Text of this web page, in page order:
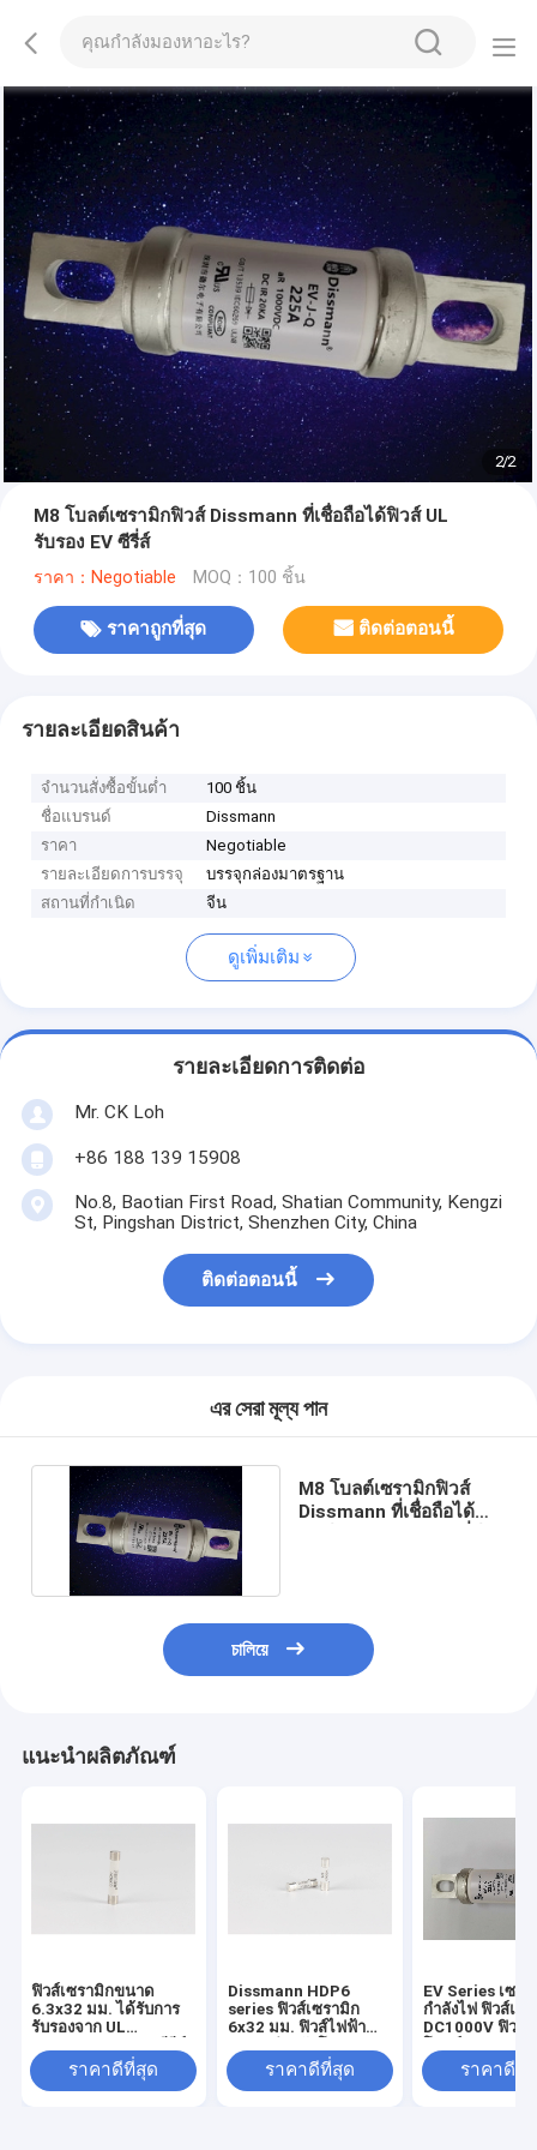
2/2
M8 โบลต์เซรามิกฟิวส์ Dissmann ที่เชื่อถือได้ฟิวส์ UL
รับรอง EV ซีรี่ส์
ราคา：Negotiable MOQ：100 ชิ้น
ราคาถูกที่สุด ติดต่อตอนนี้
รายละเอียดสินค้า
จำนวนสั่งซื้อขั้นต่ำ
100 ชิ้น
ชื่อแบรนด์
Dissmann
ราคา
Negotiable
รายละเอียดการบรรจุ
บรรจุกล่องมาตรฐาน
สถานที่กำเนิด
จีน
ดูเพิ่มเติม
รายละเอียดการติดต่อ
Mr. CK Loh
+86 188 139 15908
No.8, Baotian First Road, Shatian Community, Kengzi
St, Pingshan District, Shenzhen City, China
ติดต่อตอนนี้
এর সেরা মূল্য পান
M8 โบลต์เซรามิกฟิวส์
Dissmann ที่เชื่อถือได้
চালিয়ে
แนะนำผลิตภัณฑ์
ฟิวส์เซรามิกขนาด
6.3x32 มม. ได้รับการ
รับรองจาก UL
500VDC/VAC สามารถ
ใช้แทนฟิวส์ Littelfuse
ราคาดีที่สุด
Dissmann HDP6
series ฟิวส์เซรามิก
6x32 มม. ฟิวส์ไฟฟ้า
เข็มชาร์จ UL ได้รับการ
รับรองผลิตในประเทศ
ราคาดีที่สุด
EV Series เซร
กำลังไฟ ฟิวส์แบ
DC1000V ฟิวส์
ราคาดีที่